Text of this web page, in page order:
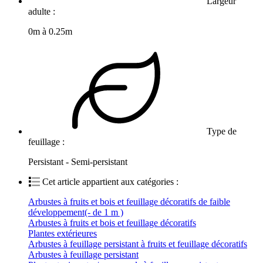
adulte :
0m à 0.25m
Type de
feuillage :
Persistant - Semi-persistant
Cet article appartient aux catégories :
Arbustes à fruits et bois et feuillage décoratifs de faible
développement(- de 1 m )
Arbustes à fruits et bois et feuillage décoratifs
Plantes extérieures
Arbustes à feuillage persistant à fruits et feuillage décoratifs
Arbustes à feuillage persistant